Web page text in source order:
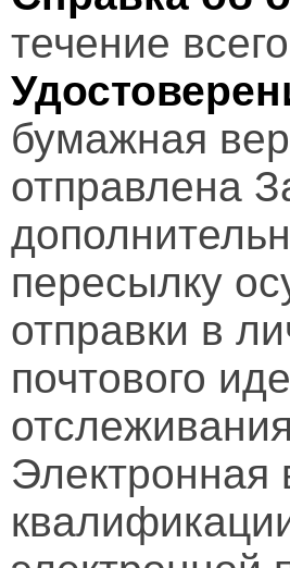
течение
бумажная
отправлена
пересылку
отправки в
почтового